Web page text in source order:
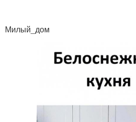
Милый_дом